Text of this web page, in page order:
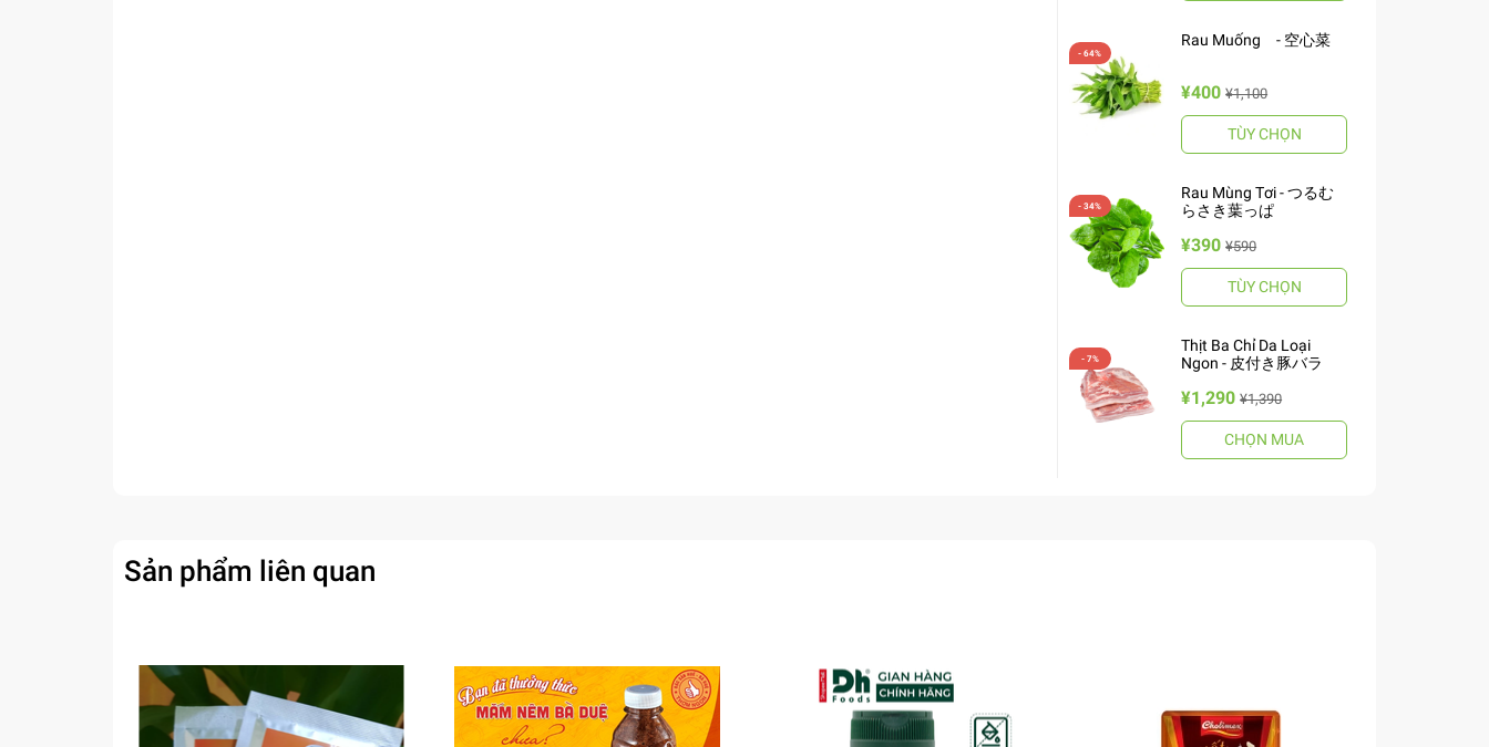
Rau Muống - 空心菜
¥400 ¥1,100
TÙY CHỌN
Rau Mùng Tơi - つるむ
らさき葉っぱ
¥390 ¥590
TÙY CHỌN
Thịt Ba Chỉ Da Loại
Ngon - 皮付き豚バラ
¥1,290 ¥1,390
CHỌN MUA
Sản phẩm liên quan